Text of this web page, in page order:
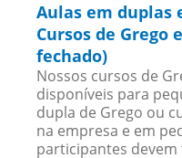
Aulas em duplas
Cursos de Grego
fechado)
Nossos cursos de
disponíveis para
dupla de Grego ou
na empresa e em
participantes devem